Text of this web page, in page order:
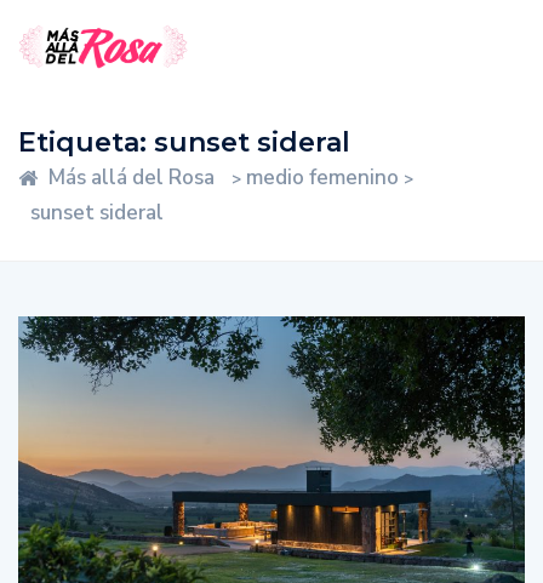
Etiqueta: sunset sideral
Más allá del Rosa > medio femenino >
sunset sideral